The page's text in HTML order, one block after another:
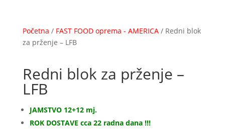
Početna / FAST FOOD oprema - AMERICA/ Redni blok
za prženje – LFB
Redni blok za prženje –
LFB
JAMSTVO 12+12 mj.
ROK DOSTAVE cca 22 radna dana !!!